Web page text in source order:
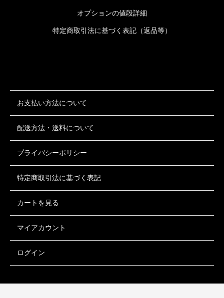
オプションの値段詳細
特定商取引法に基づく表記（返品等）
お支払い方法について
配送方法・送料について
プライバシーポリシー
特定商取引法に基づく表記
カートを見る
マイアカウント
ログイン